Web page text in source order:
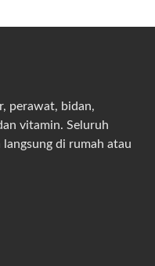
perawat, bidan,
vitamin. Seluruh
di rumah atau